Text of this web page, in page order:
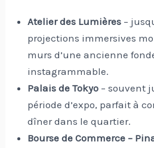
Atelier des Lumières –
projections immersives
murs d’une ancienne
instagrammable.
Palais de Tokyo – souvent
période d’expo, parfait à
dîner dans le quartier.
Bourse de Commerce –